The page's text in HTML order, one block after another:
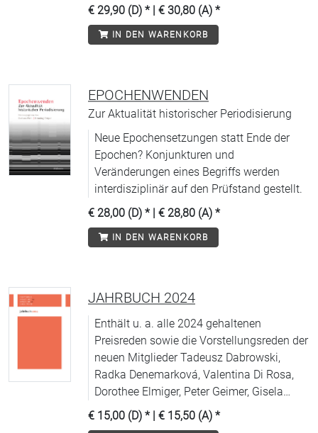
gehalten wurden.
€ 29,90 (D) * | € 30,80 (A) *
IN DEN WARENKORB
EPOCHENWENDEN
Zur Aktualität historischer Periodisierung
Neue Epochensetzungen statt Ende der
Epochen? Konjunkturen und
Veränderungen eines Begriffs werden
interdisziplinär auf den Prüfstand gestellt.
€ 28,00 (D) * | € 28,80 (A) *
IN DEN WARENKORB
JAHRBUCH 2024
Enthält u. a. alle 2024 gehaltenen
Preisreden sowie die Vorstellungsreden der
neuen Mitglieder Tadeusz Dabrowski,
Radka Denemarková, Valentina Di Rosa,
Dorothee Elmiger, Peter Geimer, Gisela
Holfter, Eva Menasse. Mit Photos von
Isolde Ohlbaum.
€ 15,00 (D) * | € 15,50 (A) *